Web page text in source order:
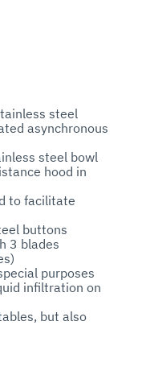
steel
asynchronous
steel bowl
hood in
to facilitate
buttons
3 blades
purposes
infiltration on
but also
lock